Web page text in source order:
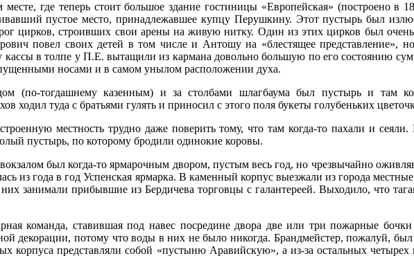
где теперь стоит большое здание гостиницы «Европейская» (построено в
пустое место, принадлежавшее купцу Перушкину. Этот пустырь был
цирков, строивших свои арены на живую нитку. Один из этих цирков был
повел своих детей в том числе и Антошу на «блестящее представление»,
кассы в толпе у П.Е. вытащили из кармана довольно большую по его состоянию
носами и в самом унылом расположении духа.
(по-тогдашнему казенным) и за столбами шлагбаума был пустырь и там
ходил туда с братьями гулять и приносил с этого поля букеты голубеньких
местность трудно даже поверить тому, что там когда-то пахали и сеяли.
пустырь, по которому бродили одинокие коровы.
был когда-то ярмарочным двором, пустым весь год, но чрезвычайно
из года в год Успенская ярмарка. В каменный корпус выезжали из города
занимали прибывшие из Бердичева торговцы с галантереей. Выходило, что
команда, ставившая под навес посредине двора две или три пожарные
декорации, потому что воды в них не было никогда. Брандмейстер, пожалуй,
корпуса представляли собой «пустыню Аравийскую», а из-за остальных четырех